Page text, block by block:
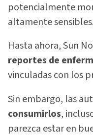
potencialmente
altamente sensibles.
Hasta ahora, Sun
reportes de
vinculadas con los
Sin embargo, las
consumirlos,
parezca estar en